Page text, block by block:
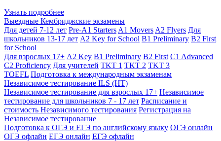
Узнать подробнее
Выездные Кембриджские экзамены
Для детей 7-12 лет Pre-A1 Starters A1 Movers A2 Flyers Для
школьников 13-17 лет A2 Key for School B1 Preliminary B2 First
for School
Для взрослых 17+ A2 Key B1 Preliminary B2 First C1 Advanced
C2 Proficiency Для учителей TKT 1 TKT 2 TKT 3
TOEFL Подготовка к международным экзаменам
Независимое тестирование ILS (НТ)
Независимое тестирование для взрослых 17+ Независимое
тестирование для школьников 7 - 17 лет Расписание и
стоимость Независимого тестирования Регистрация на
Независимое тестирование
Подготовка к ОГЭ и ЕГЭ по английскому языку ОГЭ онлайн
ОГЭ офлайн ЕГЭ онлайн ЕГЭ офлайн